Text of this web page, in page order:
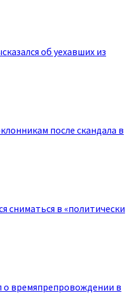
об уехавших из
после скандала в
сниматься в «политически
о времяпрепровождении в